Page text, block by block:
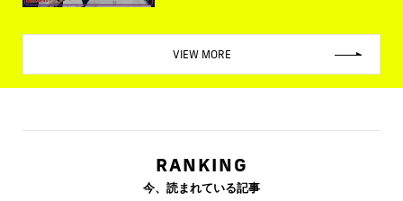
VIEW MORE
RANKING
今、読まれている記事